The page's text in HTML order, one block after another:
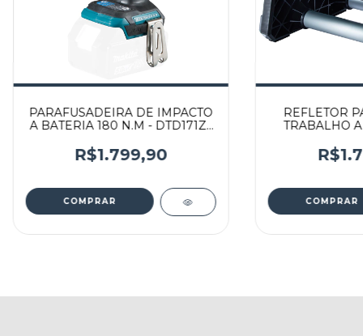
PARAFUSADEIRA DE IMPACTO
A BATERIA 180 N.M - DTD171ZJ
R$1.799,90
COMPRAR
REFLETOR
TRABALHO